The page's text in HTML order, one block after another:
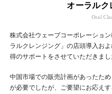
オーラルク
Oral
株式会社ウェーブコーポレーショ
ラルクレンジング」の店頭導入お
得のサポートをさせていただきまし
中国市場での販売計画があったた
が必要でしたが、ご要望にお応え